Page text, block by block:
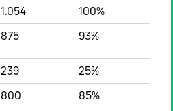
1.054
100%
875 93%
239
25%
800
85%